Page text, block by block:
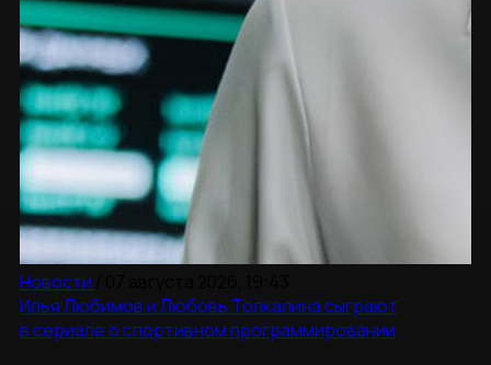
Новости
Илья Любимов и Любовь Толкалина сыграют
в сериале о спортивном программировании